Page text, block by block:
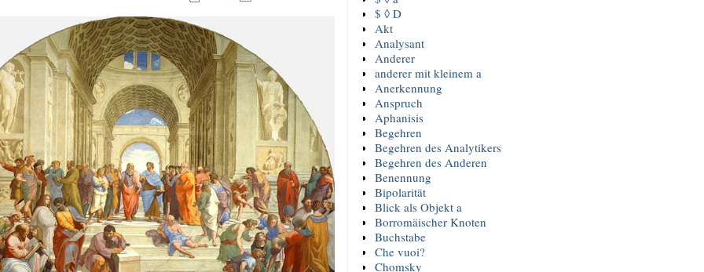
$ ◊ D
Akt
Analysant
Anderer
anderer mit kleinem a
Anerkennung
Anspruch
Aphanisis
Begehren
Begehren des Analytikers
Begehren des Anderen
Benennung
Bipolarität
Blick als Objekt a
Borromäischer Knoten
Buchstabe
Che vuoi?
Chomsky